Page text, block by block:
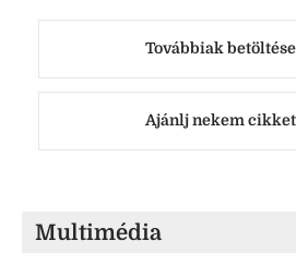
Továbbiak betöltése
Ajánlj nekem cikket
Multimédia